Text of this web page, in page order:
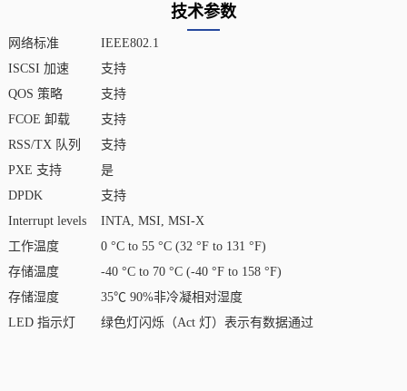
技术参数
网络标准
IEEE802.1
ISCSI 加速
支持
QOS 策略
支持
FCOE 卸载
支持
RSS/TX 队列
支持
PXE 支持
是
DPDK
支持
Interrupt levels
INTA, MSI, MSI-X
工作温度
0 °C to 55 °C (32 °F to 131 °F)
存储温度
-40 °C to 70 °C (-40 °F to 158 °F)
存储湿度
35℃ 90%非冷凝相对湿度
LED 指示灯
绿色灯闪烁（Act 灯）表示有数据通过